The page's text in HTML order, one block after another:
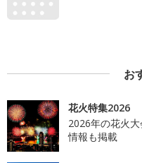
お
花火特集2026
2026年の花火
情報も掲載